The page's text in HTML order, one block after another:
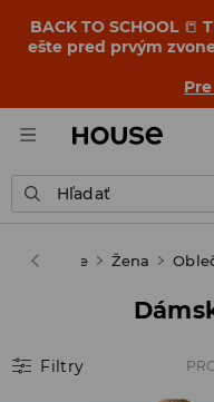
BACK TO SCHOOL 📒
ešte pred prvým
Hľadať
House Žena
Filtry